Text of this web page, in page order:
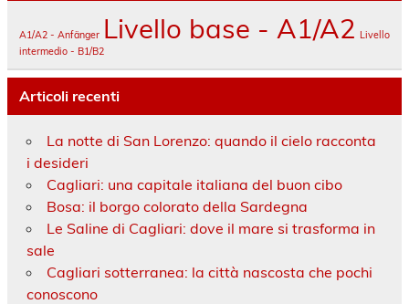
A1/A2 - Anfänger Livello base - A1/A2 Livello
intermedio - B1/B2
Articoli recenti
La notte di San Lorenzo: quando il cielo racconta
i desideri
Cagliari: una capitale italiana del buon cibo
Bosa: il borgo colorato della Sardegna
Le Saline di Cagliari: dove il mare si trasforma in
sale
Cagliari sotterranea: la città nascosta che pochi
conoscono